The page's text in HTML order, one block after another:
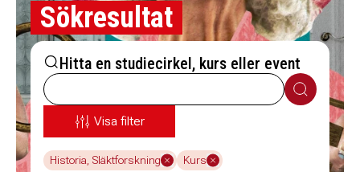
Sökresultat
Hitta en studiecirkel, kurs eller event
Sök
Visa filter
Historia, Släktforskning Kurs